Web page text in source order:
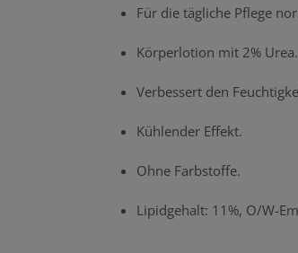
Für die tägliche Pflege
Körperlotion mit 2% Urea.
Verbessert den
Kühlender Effekt.
Ohne Farbstoffe.
Lipidgehalt: 11%, O/W-